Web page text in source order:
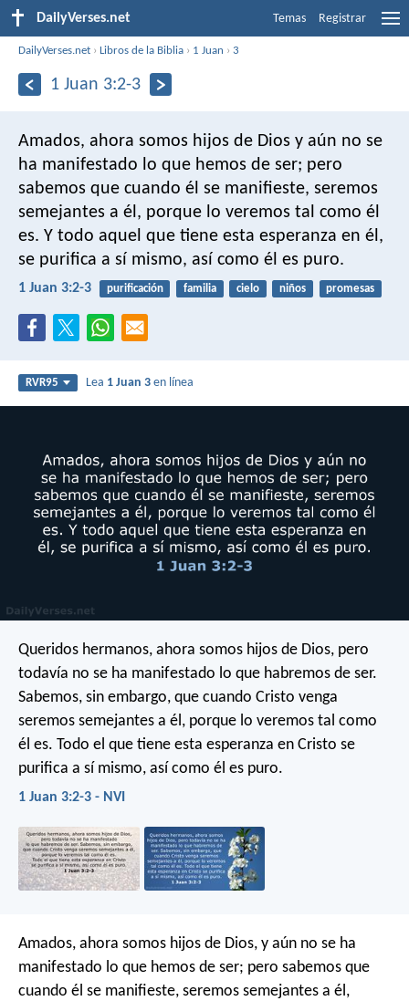
DailyVerses.net Temas Registrar
DailyVerses.net ›Libros de la Biblia › 1 Juan ›3
1 Juan 3:2-3
Amados, ahora somos hijos de Dios y aún no se
ha manifestado lo que hemos de ser; pero
sabemos que cuando él se manifieste, seremos
semejantes a él, porque lo veremos tal como él
es. Y todo aquel que tiene esta esperanza en él,
se purifica a sí mismo, así como él es puro.
1 Juan 3:2-3 purificación familia cielo niños promesas
RVR95 Lea 1 Juan 3 en línea
Queridos hermanos, ahora somos hijos de Dios, pero
todavía no se ha manifestado lo que habremos de ser.
Sabemos, sin embargo, que cuando Cristo venga
seremos semejantes a él, porque lo veremos tal como
él es. Todo el que tiene esta esperanza en Cristo se
purifica a sí mismo, así como él es puro.
1 Juan 3:2-3 - NVI
Amados, ahora somos hijos de Dios, y aún no se ha
manifestado lo que hemos de ser; pero sabemos que
cuando él se manifieste, seremos semejantes a él,